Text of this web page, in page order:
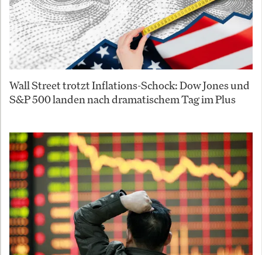
Wall Street trotzt Inflations-Schock: Dow Jones und
S&P 500 landen nach dramatischem Tag im Plus